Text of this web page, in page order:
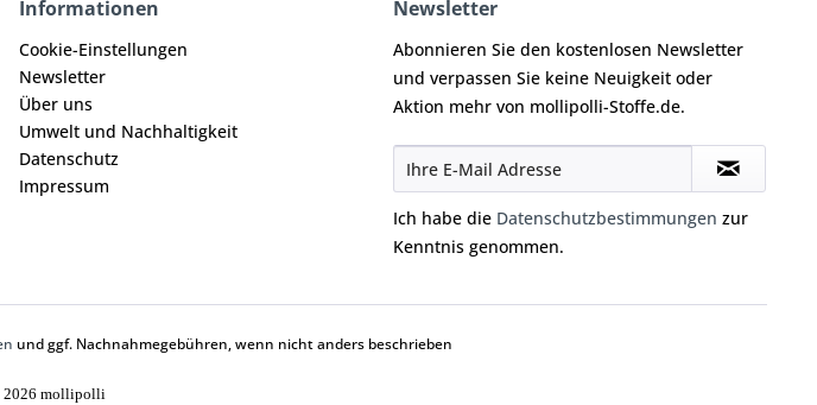
Informationen
Cookie-Einstellungen
Newsletter
Über uns
Umwelt und Nachhaltigkeit
Datenschutz
Impressum
Newsletter
Abonnieren Sie den kostenlosen Newsletter
und verpassen Sie keine Neuigkeit oder
Aktion mehr von mollipolli-Stoffe.de.
Ich habe die Datenschutzbestimmungen zur
Kenntnis genommen.
und ggf. Nachnahmegebühren, wenn nicht anders beschrieben
2026 mollipolli